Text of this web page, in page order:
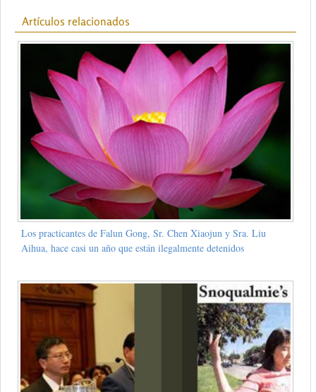
Artículos relacionados
Los practicantes de Falun Gong, Sr. Chen Xiaojun y Sra. Liu
Aihua, hace casi un año que están ilegalmente detenidos